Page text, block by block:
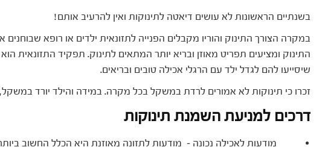
בשנתיים הראשונות לא עושים דיאטה לתינוקות ואין להרעיב אותם!
במקרה הצורך התינוק והוריו מקבלים הפנייה לתזונאית ילדים או רופא
התינוק ומציעים תפריט מאוזן ובריא יותר המתאים לתינוק. תפקיד התזונאית
שיסייעו להם לגדל ילד עם הרגלי אכילה טובים ובריאים.
זכרו כי תינוקות לא אמורים לרדת במשקל בכל מקרה. במידה והילד יורד
דרכים למניעת השמנת תינוקות
מודעות לאכילה נכונה – מודעות לתזונה מאוזנת היא הכלל החשוב